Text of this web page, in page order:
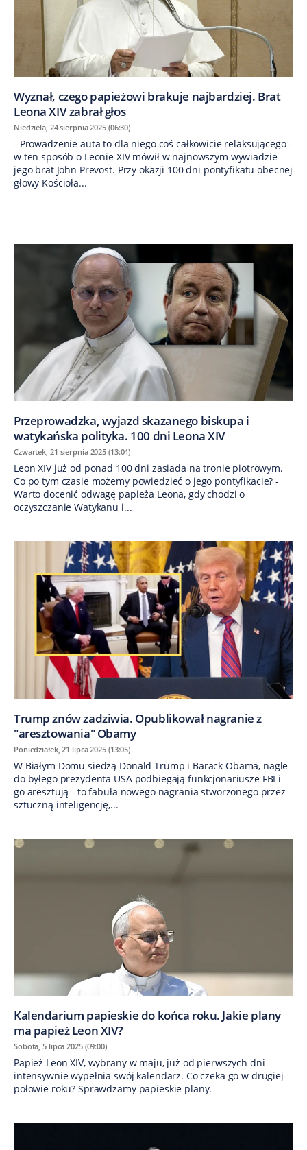
Wyznał, czego papieżowi brakuje najbardziej. Brat
Leona XIV zabrał głos
Niedziela, 24 sierpnia 2025 (06:30)
- Prowadzenie auta to dla niego coś całkowicie relaksującego -
w ten sposób o Leonie XIV mówił w najnowszym wywiadzie
jego brat John Prevost. Przy okazji 100 dni pontyfikatu obecnej
głowy Kościoła...
Przeprowadzka, wyjazd skazanego biskupa i
watykańska polityka. 100 dni Leona XIV
Czwartek, 21 sierpnia 2025 (13:04)
Leon XIV już od ponad 100 dni zasiada na tronie piotrowym.
Co po tym czasie możemy powiedzieć o jego pontyfikacie? -
Warto docenić odwagę papieża Leona, gdy chodzi o
oczyszczanie Watykanu i...
Trump znów zadziwia. Opublikował nagranie z
"aresztowania" Obamy
Poniedziałek, 21 lipca 2025 (13:05)
W Białym Domu siedzą Donald Trump i Barack Obama, nagle
do byłego prezydenta USA podbiegają funkcjonariusze FBI i
go aresztują - to fabuła nowego nagrania stworzonego przez
sztuczną inteligencję,...
Kalendarium papieskie do końca roku. Jakie plany
ma papież Leon XIV?
Sobota, 5 lipca 2025 (09:00)
Papież Leon XIV, wybrany w maju, już od pierwszych dni
intensywnie wypełnia swój kalendarz. Co czeka go w drugiej
połowie roku? Sprawdzamy papieskie plany.